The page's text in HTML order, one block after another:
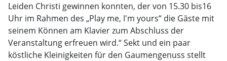
Leiden Christi gewinnen konnten, der von 15.30 bis16
Uhr im Rahmen des „Play me, I'm yours“ die Gäste mit
seinem Können am Klavier zum Abschluss der
Veranstaltung erfreuen wird.“ Sekt und ein paar
köstliche Kleinigkeiten für den Gaumengenuss stellt